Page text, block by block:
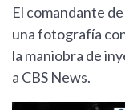
El comandante
una fotografía
la maniobra de
a CBS News.